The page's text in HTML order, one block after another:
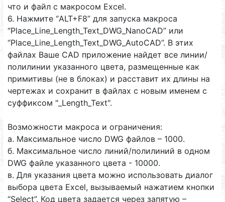
что и файл с макросом Excel.
6. Нажмите “ALT+F8” для запуска макроса
“Place_Line_Length_Text_DWG_NanoCAD” или
“Place_Line_Length_Text_DWG_AutoCAD”. В этих
файлах Ваше CAD приложение найдет все линии/
полилинии указанного цвета, размещенные как
примитивы (не в блоках) и расставит их длины на
чертежах и сохранит в файлах с новым именем с
суффиксом "_Length_Text".
Возможности макроса и ограничения:
а. Максимальное число DWG файлов – 1000.
б. Максимальное число линий/полилиний в одном
DWG файле указанного цвета - 10000.
в. Для указания цвета можно использовать диалог
выбора цвета Excel, вызываемый нажатием кнопки
“Select”. Код цвета задается через запятую –